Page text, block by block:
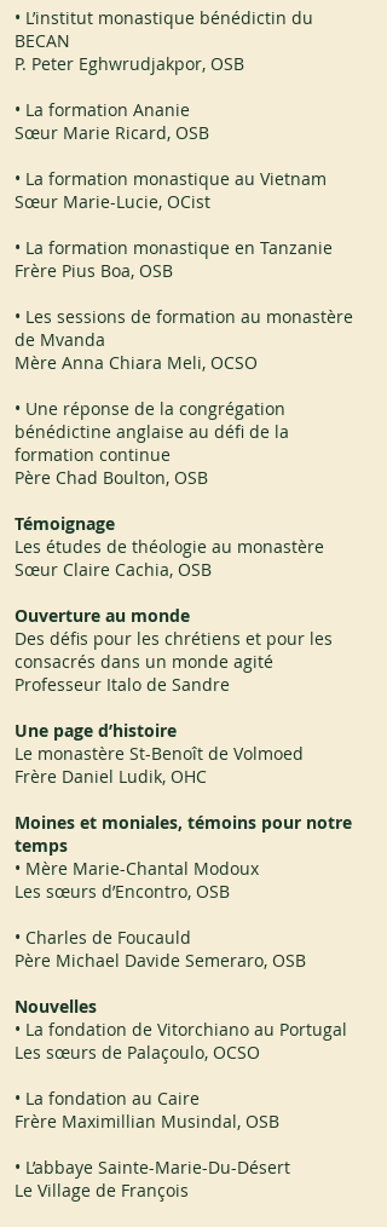
• L’institut monastique bénédictin du
BECAN
P. Peter Eghwrudjakpor, OSB
• La formation Ananie
Sœur Marie Ricard, OSB
• La formation monastique au Vietnam
Sœur Marie-Lucie, OCist
• La formation monastique en Tanzanie
Frère Pius Boa, OSB
• Les sessions de formation au monastère
de Mvanda
Mère Anna Chiara Meli, OCSO
• Une réponse de la congrégation
bénédictine anglaise au défi de la
formation continue
Père Chad Boulton, OSB
Témoignage
Les études de théologie au monastère
Sœur Claire Cachia, OSB
Ouverture au monde
Des défis pour les chrétiens et pour les
consacrés dans un monde agité
Professeur Italo de Sandre
Une page d’histoire
Le monastère St-Benoît de Volmoed
Frère Daniel Ludik, OHC
Moines et moniales, témoins pour notre
temps
• Mère Marie-Chantal Modoux
Les sœurs d’Encontro, OSB
• Charles de Foucauld
Père Michael Davide Semeraro, OSB
Nouvelles
• La fondation de Vitorchiano au Portugal
Les sœurs de Palaçoulo, OCSO
• La fondation au Caire
Frère Maximillian Musindal, OSB
• L’abbaye Sainte-Marie-Du-Désert
Le Village de François